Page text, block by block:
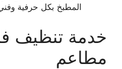
المطبخ بكل حرفية
خدمة تنظيف
مطاعم